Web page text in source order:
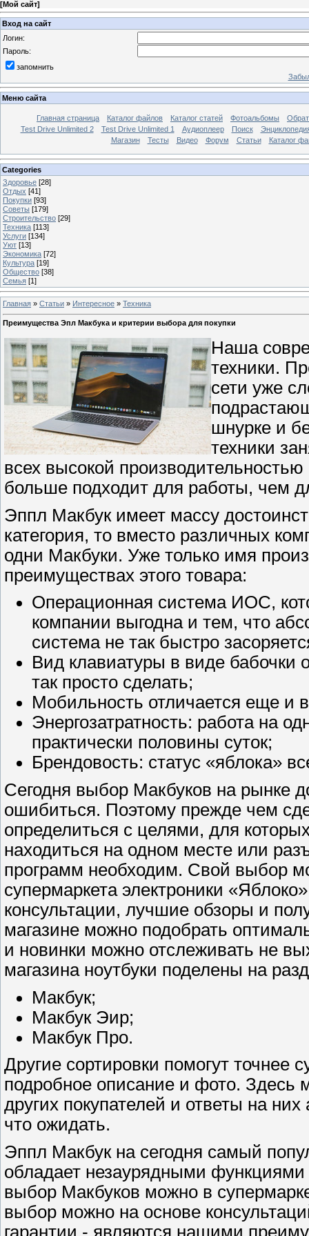
[Мой сайт]
Вход на сайт
Логин:
Пароль:
запомнить
Меню сайта
Главная страница Каталог файлов Каталог статей Фотоальбомы
Test Drive Unlimited 2
Test Drive Unlimited 1 Аудиоплеер Поиск
Магазин
Тесты Видео Форум Статьи Каталог
Categories
Здоровье [28]
Отдых [41]
Покупки [93]
Советы [179]
Строительство [29]
Техника [113]
Услуги [134]
Уют [13]
Экономика [72]
Культура [19]
Общество [38]
Семья [1]
Главная » Статьи » Интересное » Техника
Преимущества Эпл Макбука и критерии выбора для покупки
Наша
техники.
сети уже
шнурке и
техники
всех высокой
больше подходит для работы, чем
Эппл Макбук имеет массу
категория, то вместо различных
одни Макбуки. Уже только имя
преимуществах этого товара:
Операционная система ИОС,
компании выгодна и тем, что
система не так быстро
Вид клавиатуры в виде бабочки
так просто сделать;
Мобильность отличается еще и
Энергозатратность: работа на
практически половины суток;
Брендовость: статус «яблока»
Сегодня выбор Макбуков на рынке
ошибиться. Поэтому прежде чем
определиться с целями, для
находиться на одном месте или
программ необходим. Свой выбор
супермаркета электроники
консультации, лучшие обзоры и
магазине можно подобрать
и новинки можно отслеживать не
магазина ноутбуки поделены на
Макбук;
Макбук Эир;
Макбук Про.
Другие сортировки помогут точнее
подробное описание и фото. Здесь
других покупателей и ответы на
что ожидать.
Эппл Макбук на сегодня самый
обладает незаурядными
выбор Макбуков можно в
выбор можно на основе
гарантии - являются нашими